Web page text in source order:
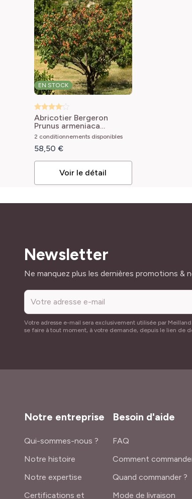
EN STOCK
Abricotier Bergeron
Prunus armeniaca
Bergeron
2 conditionnements disponibles
58,50 €
Voir le détail
Newsletter
Adresse mail
Ne manquez plus les dernières promotions &
Votre adresse e-mail sera exclusivement utilisée par
se faire à tout moment, à votre demande, depuis le lien de
Notre entreprise
Qui-sommes-nous ?
Notre histoire
Notre expertise
Certifications et
Besoin d'aide
FAQ
Comment
Quand commander ?
Mode de livraison